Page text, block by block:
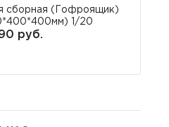
сборная (Гофроящик)
1/20
руб.